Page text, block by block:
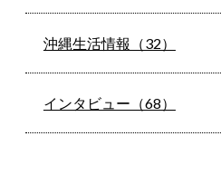
沖縄生活情報（32）
インタビュー（68）